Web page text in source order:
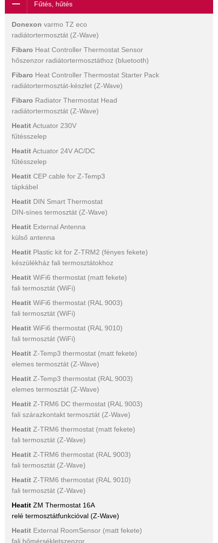
Fűtés, hűtés
Donexon varmo TZ eco
radiátortermosztát (Z-Wave)
Fibaro Heat Controller Thermostat Sensor
hőszenzor radiátortermosztáthoz (bluetooth)
Fibaro Heat Controller Thermostat Starter Pack
radiátortermosztát-készlet (Z-Wave)
Fibaro Radiator Thermostat Head
radiátortermosztát (Z-Wave)
HeatitActuator 230V
fűtésszelep
HeatitActuator 24V AC/DC
fűtésszelep
Heatit CEP cable for Z-Temp3
tápkábel
Heatit DIN Smart Thermostat
DIN-sínes termosztát (Z-Wave)
Heatit External Antenna
külső antenna
Heatit Plastic kit for Z-TRM2 (fényes fekete)
készülékház fali termosztátokhoz
Heatit WiFi6 thermostat (matt fekete)
fali termosztát (WiFi)
Heatit WiFi6 thermostat (RAL 9003)
fali termosztát (WiFi)
Heatit WiFi6 thermostat (RAL 9010)
fali termosztát (WiFi)
Heatit Z-Temp3 thermostat (matt fekete)
elemes termosztát (Z-Wave)
Heatit Z-Temp3 thermostat (RAL 9003)
elemes termosztát (Z-Wave)
Heatit Z-TRM6 DC thermostat (RAL 9003)
fali szárazkontakt termosztát (Z-Wave)
Heatit Z-TRM6 thermostat (matt fekete)
fali termosztát (Z-Wave)
Heatit Z-TRM6 thermostat (RAL 9003)
fali termosztát (Z-Wave)
Heatit Z-TRM6 thermostat (RAL 9010)
fali termosztát (Z-Wave)
Heatit ZM Thermostat 16A
relé termosztátfunkcióval (Z-Wave)
Heatit External RoomSensor (matt fekete)
fali hőmérsékletszenzor